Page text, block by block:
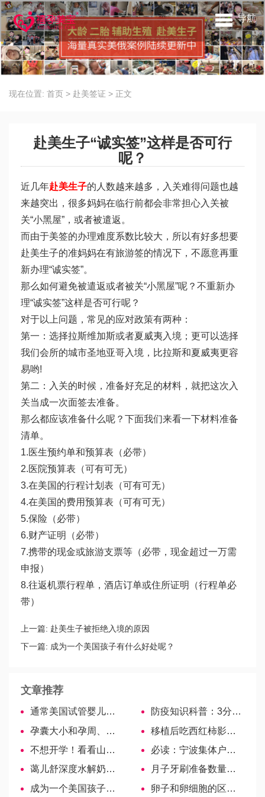
导航
现在位置: 首页 > 赴美签证 > 正文
赴美生子“诚实签”这样是否可行
呢？
近几年赴美生子的人数越来越多，入关难得问题也越
来越突出，很多妈妈在临行前都会非常担心入关被
关“小黑屋”，或者被遣返。
而由于美签的办理难度系数比较大，所以有好多想要
赴美生子的准妈妈在有旅游签的情况下，不愿意再重
新办理“诚实签”。
那么如何避免被遣返或者被关“小黑屋”呢？不重新办
理“诚实签”这样是否可行呢？
对于以上问题，常见的应对政策有两种：
第一：选择拉斯维加斯或者夏威夷入境；更可以选择
我们会所的城市圣地亚哥入境，比拉斯和夏威夷更容
易哟!
第二：入关的时候，准备好充足的材料，就把这次入
关当成一次面签去准备。
那么都应该准备什么呢？下面我们来看一下材料准备
清单。
1.医生预约单和预算表（必带）
2.医院预算表（可有可无）
3.在美国的行程计划表（可有可无）
4.在美国的费用预算表（可有可无）
5.保险（必带）
6.财产证明（必带）
7.携带的现金或旅游支票等（必带，现金超过一万需
申报）
8.往返机票行程单，酒店订单或住所证明（行程单必
带）
上一篇: 赴美生子被拒绝入境的原因
下一篇: 成为一个美国孩子有什么好处呢？
文章推荐
通常美国试管婴儿的行程规划是怎样的？
防疫知识科普：3分钟明确青霉素过敏能不能接种新冠疫苗
孕囊大小和孕周、胎芽息息相关，关系一目了然！
移植后吃西红柿影响着床？纯属谣言！
不想开学！看看山东女生灵魂深处的呐喊
必读：宁波集体户口宝宝落户新政，入户遵循3大原则
蔼儿舒深度水解奶粉营养成份揭秘，与普通配方有何区别？
月子牙刷准备数量决定产妇口腔健康程度
成为一个美国孩子有什么好处呢？
卵子和卵细胞的区别，根本不是一回事